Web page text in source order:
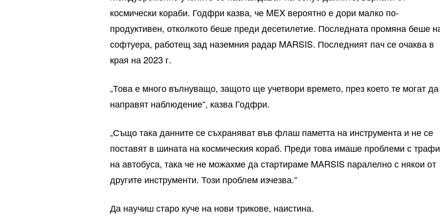
космически кораби. Годфри казва, че MEX вероятно е дори малко по-
продуктивен, отколкото беше преди десетилетие. Последната промяна беше
софтуера, работещ зад наземния радар MARSIS. Последният пач се очаква в
края на 2023 г.
„Това е много вълнуващо, защото ще учетвори времето, през което те могат да
направят наблюдение“, казва Годфри.
„Също така данните се съхраняват във флаш паметта на инструмента и не се
поставят в шината на космическия кораб. Преди това имаше проблеми с
на автобуса, така че не можахме да стартираме MARSIS паралелно с някои от
другите инструменти. Този проблем изчезва.“
Да научиш старо куче на нови трикове, наистина.